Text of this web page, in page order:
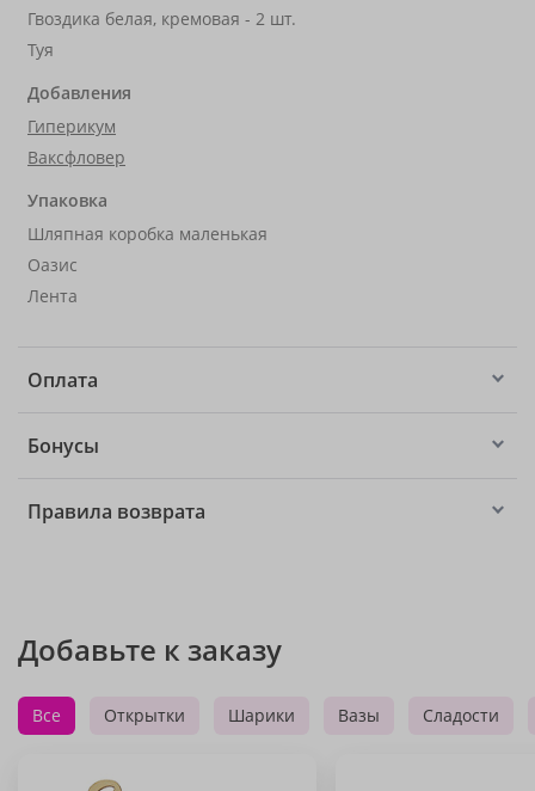
Гвоздика белая, кремовая - 2 шт.
Туя
Добавления
Гиперикум
Ваксфловер
Упаковка
Шляпная коробка маленькая
Оазис
Лента
Оплата
Бонусы
Правила возврата
Добавьте к заказу
Все Открытки Шарики Вазы Сладости